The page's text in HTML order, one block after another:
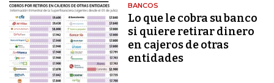
BANCOS
Lo que le cobra su banco
si quiere retirar dinero
en cajeros de otras
entidades